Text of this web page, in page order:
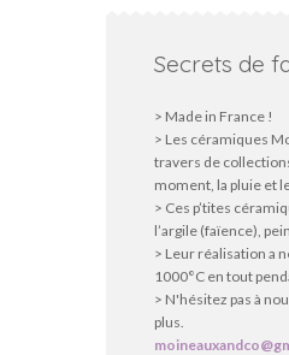
Secrets de
> Made in France !
> Les céramiques
travers de
moment, la pluie et le
> Ces p’tites
l’argile (faïence),
> Leur réalisation a
1000°C en tout
> N'hésitez pas à
plus.